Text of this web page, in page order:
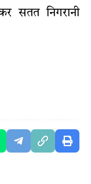
सतत निगरानी